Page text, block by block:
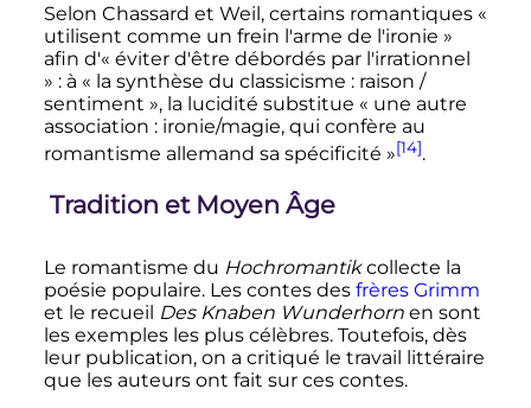
Selon Chassard et Weil, certains romantiques «
utilisent comme un frein l'arme de l'ironie »
afin d'« éviter d'être débordés par l'irrationnel
» : à « la synthèse du classicisme : raison /
sentiment », la lucidité substitue « une autre
association : ironie/magie, qui confère au
romantisme allemand sa spécificité »[14].
Tradition et Moyen Âge
Le romantisme du Hochromantikcollecte la
poésie populaire. Les contes des frères Grimm
et le recueil Des Knaben Wunderhornen sont
les exemples les plus célèbres. Toutefois, dès
leur publication, on a critiqué le travail littéraire
que les auteurs ont fait sur ces contes.